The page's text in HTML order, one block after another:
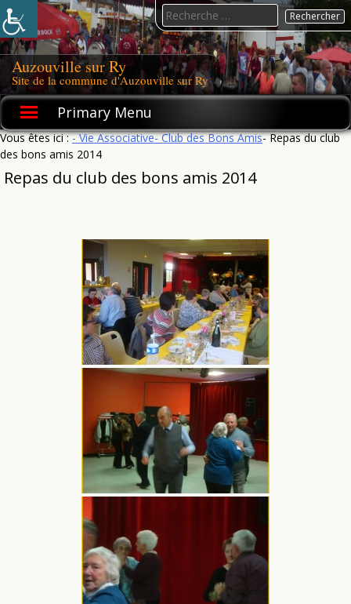
Skip
to
content
Auzouville sur Ry
Site de la commune d'Auzouville sur Ry
Primary Menu
Search
for:
Vous êtes ici :- Vie Associative- Club des Bons Amis- Repas du club
des bons amis 2014
Repas du club des bons amis 2014